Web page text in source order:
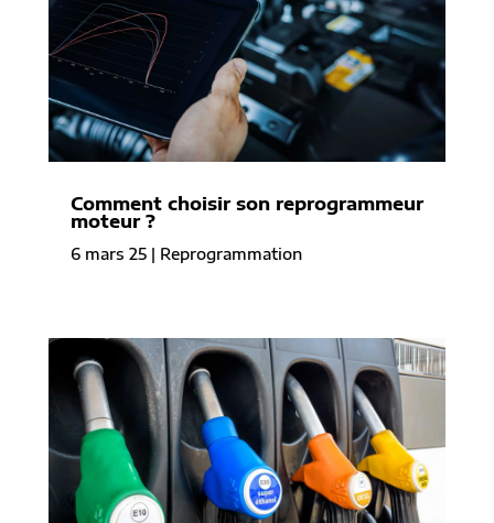
Comment choisir son reprogrammeur
moteur ?
6 mars 25| Reprogrammation